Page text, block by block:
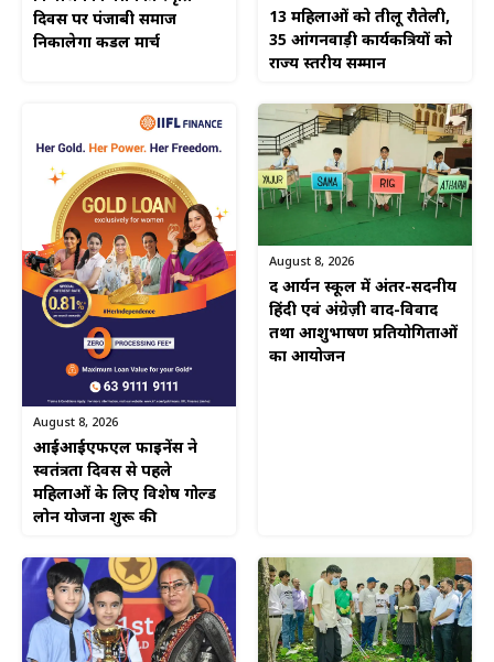
दिवस पर पंजाबी समाज
निकालेगा कैंडल मार्च
13 महिलाओं को तीलू रौतेली,
35 आंगनवाड़ी कार्यकत्रियों को
राज्य स्तरीय सम्मान
August 8, 2026
आईआईएफएल फाइनेंस ने
स्वतंत्रता दिवस से पहले
महिलाओं के लिए विशेष गोल्ड
लोन योजना शुरू की
August 8, 2026
द आर्यन स्कूल में अंतर-सदनीय
हिंदी एवं अंग्रेज़ी वाद-विवाद
तथा आशुभाषण प्रतियोगिताओं
का आयोजन